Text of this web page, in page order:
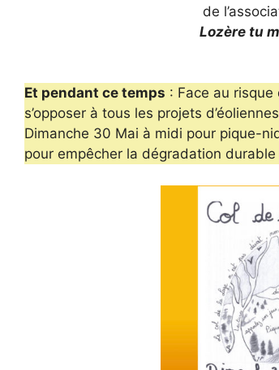
de
Lozère tu
Et pendant ce temps : Face au
s’opposer à tous les projets
Dimanche 30 Mai à midi pour pique-
pour empêcher la dégradation